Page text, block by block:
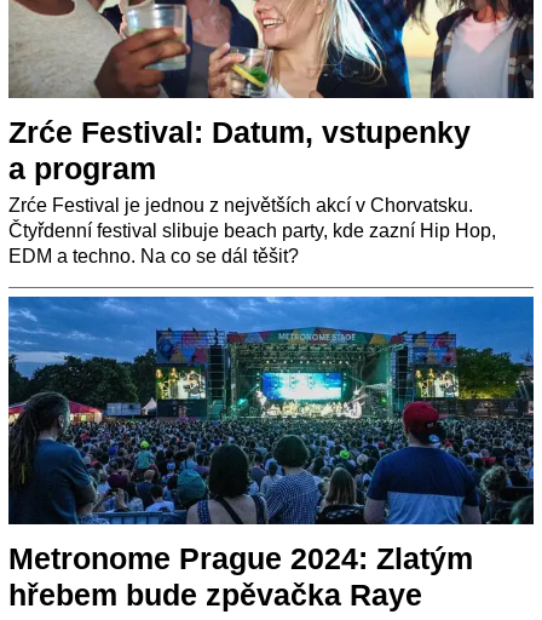
Zrće Festival: Datum, vstupenky
a program
Zrće Festival je jednou z největších akcí v Chorvatsku.
Čtyřdenní festival slibuje beach party, kde zazní Hip Hop,
EDM a techno. Na co se dál těšit?
Metronome Prague 2024: Zlatým
hřebem bude zpěvačka Raye